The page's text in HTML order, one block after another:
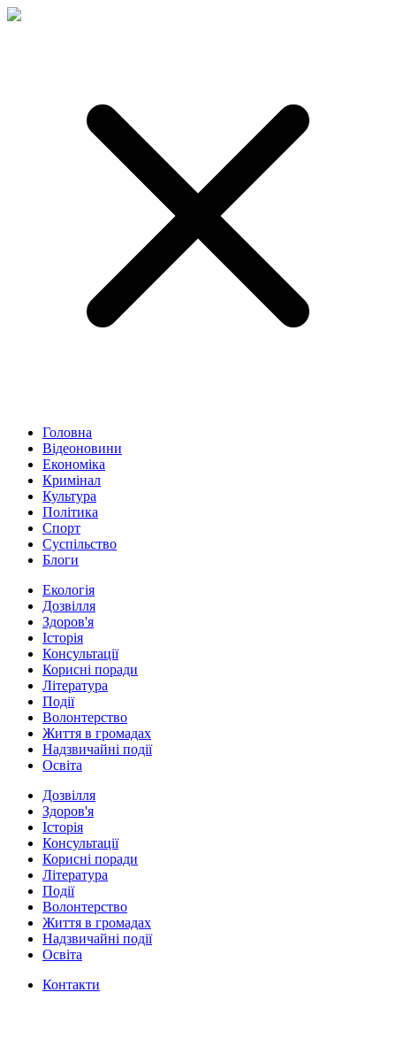
Головна
Відеоновини
Економіка
Кримінал
Культура
Політика
Спорт
Суспільство
Блоги
Екологія
Дозвілля
Здоров'я
Історія
Консультації
Корисні поради
Література
Події
Волонтерство
Життя в громадах
Надзвичайні події
Освіта
Дозвілля
Здоров'я
Історія
Консультації
Корисні поради
Література
Події
Волонтерство
Життя в громадах
Надзвичайні події
Освіта
Контакти